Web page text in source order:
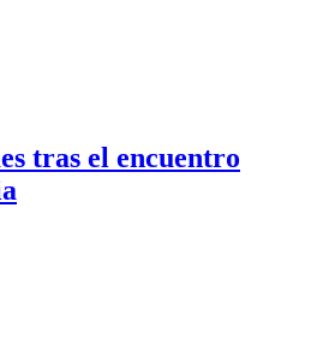
tras el encuentro